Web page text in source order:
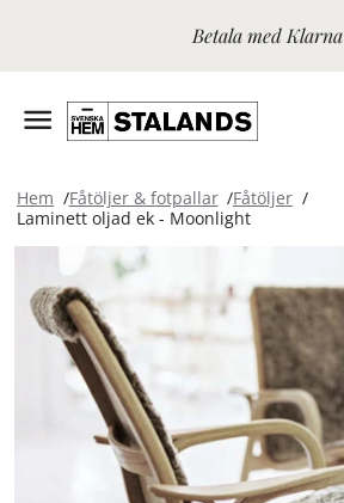
Betala med Klarna
Hem Fåtöljer & fotpallar
Fåtöljer
Laminett oljad ek - Moonlight